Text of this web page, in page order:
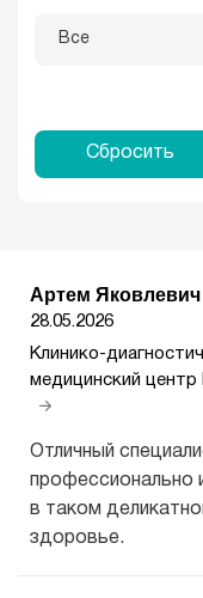
Все
Сбросить
Артем Яковлевич
28.05.2026
Клинико-
медицинский
Отличный
профессионально
в таком
здоровье.